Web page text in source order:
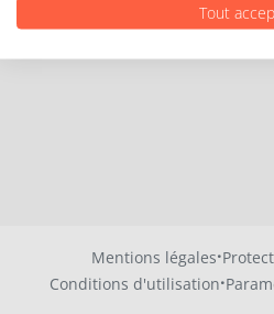
Mentions légales·
Conditions d'utilisation·
Tout